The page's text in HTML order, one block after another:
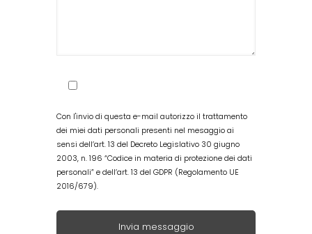
Con l'invio di questa e-mail autorizzo il trattamento
dei miei dati personali presenti nel mesaggio ai
sensi dell’art. 13 del Decreto Legislativo 30 giugno
2003, n. 196 “Codice in materia di protezione dei dati
personali” e dell’art. 13 del GDPR (Regolamento UE
2016/679).